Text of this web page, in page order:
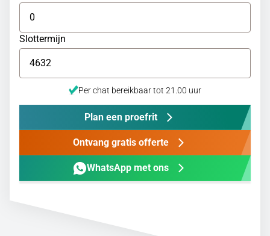
Slottermijn
Per chat bereikbaar tot 21.00 uur
Plan een proefrit
Ontvang gratis offerte
WhatsApp met ons